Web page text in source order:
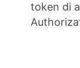
token di